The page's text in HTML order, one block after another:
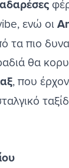
ενώ οι
τα πιο
θα
, που